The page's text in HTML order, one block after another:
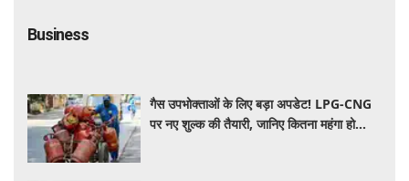
Business
गैस उपभोक्ताओं के लिए बड़ा अपडेट! LPG-CNG
पर नए शुल्क की तैयारी, जानिए कितना महंगा हो